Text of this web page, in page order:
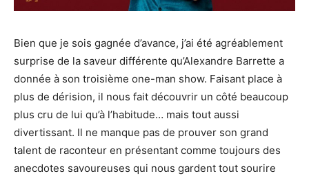
Bien que je sois gagnée d’avance, j’ai été agréablement
surprise de la saveur différente qu’Alexandre Barrette a
donnée à son troisième one-man show. Faisant place à
plus de dérision, il nous fait découvrir un côté beaucoup
plus cru de lui qu’à l’habitude… mais tout aussi
divertissant. Il ne manque pas de prouver son grand
talent de raconteur en présentant comme toujours des
anecdotes savoureuses qui nous gardent tout sourire